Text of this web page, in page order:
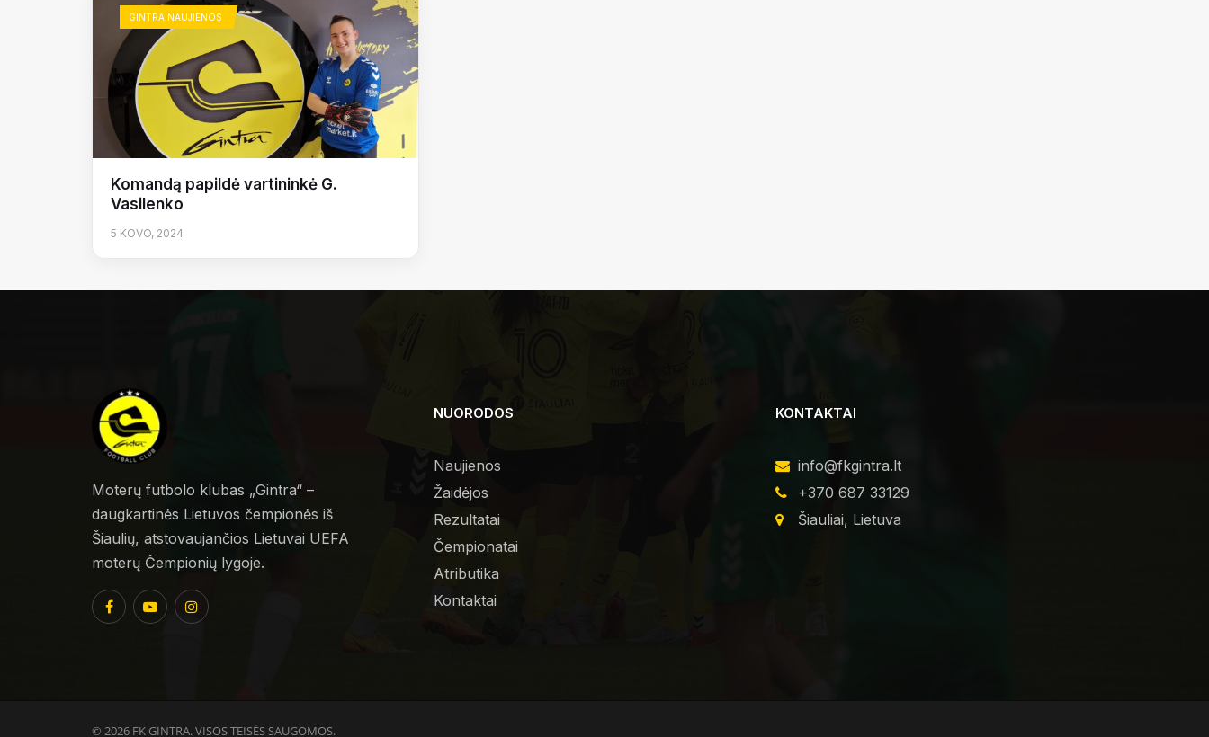
GINTRA NAUJIENOS
Komandą papildė vartininkė G.
Vasilenko
5 KOVO, 2024
Moterų futbolo klubas „Gintra“ –
daugkartinės Lietuvos čempionės iš
Šiaulių, atstovaujančios Lietuvai UEFA
moterų Čempionių lygoje.
NUORODOS
Naujienos
Žaidėjos
Rezultatai
Čempionatai
Atributika
Kontaktai
KONTAKTAI
info@fkgintra.lt
+370 687 33129
Šiauliai, Lietuva